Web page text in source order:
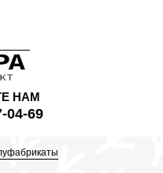
НАМ
04-69